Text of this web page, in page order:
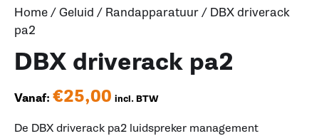
Home/Geluid / Randapparatuur/ DBX driverack
pa2
DBX driverack pa2
Vanaf: €25,00 incl. BTW
De DBX driverack pa2 luidspreker management